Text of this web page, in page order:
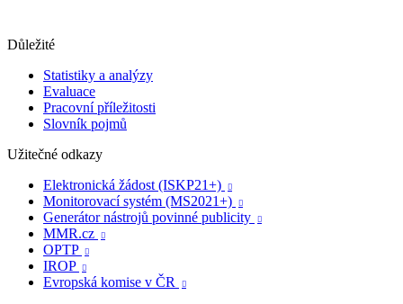
Důležité
Statistiky a analýzy
Evaluace
Pracovní příležitosti
Slovník pojmů
Užitečné odkazy
Elektronická žádost (ISKP21+)

Monitorovací systém (MS2021+) 
Generátor nástrojů povinné publicity 
MMR.cz 
OPTP 
IROP 
Evropská komise v ČR 